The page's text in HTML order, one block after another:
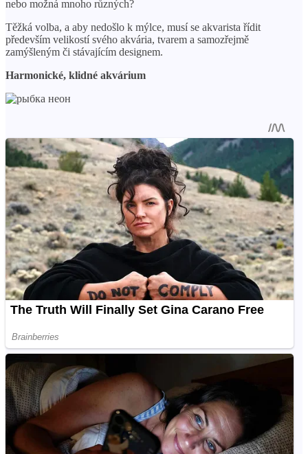
nebo možná mnoho různých?
Těžká volba, a aby nedošlo k mýlce, musí se akvarista řídit
především velikostí svého akvária, tvarem a samozřejmě
zamýšleným či stávajícím designem.
Harmonické, klidné akvárium